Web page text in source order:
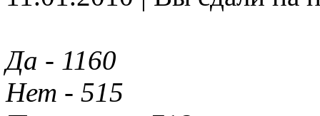
Да - 1160
Нет - 515